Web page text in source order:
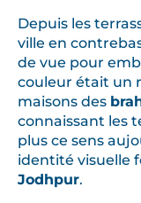
Depuis les
ville en
de vue pour
couleur était un
maisons des
connaissant les
plus ce sens
identité visuelle
Jodhpur.